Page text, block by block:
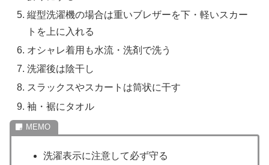
縦型洗濯機の場合は重いブレザーを下・軽いスカー
トを上に入れる
オシャレ着用も水流・洗剤で洗う
洗濯後は陰干し
スラックスやスカートは筒状に干す
袖・裾にタオル
洗濯表示に注意して必ず守る